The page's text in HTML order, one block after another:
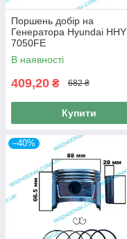
Поршень добір на
Генератора Hyundai HHY
7050FE
В наявності
409,20 ₴ 682 ₴
Купити
–40%